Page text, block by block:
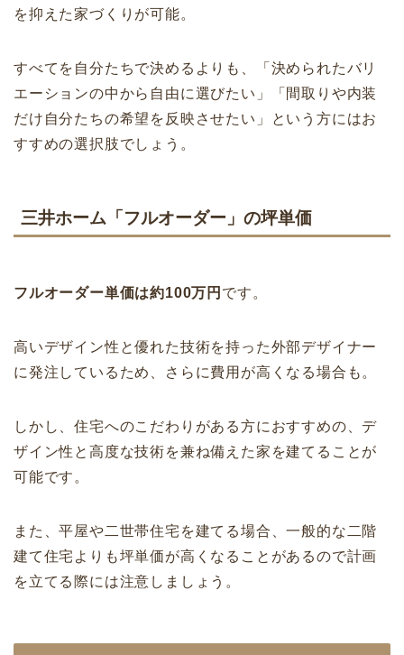
を抑えた家づくりが可能。
すべてを自分たちで決めるよりも、「決められたバリ
エーションの中から自由に選びたい」「間取りや内装
だけ自分たちの希望を反映させたい」という方にはお
すすめの選択肢でしょう。
三井ホーム「フルオーダー」の坪単価
フルオーダー単価は約100万円 です。
高いデザイン性と優れた技術を持った外部デザイナー
に発注しているため、さらに費用が高くなる場合も。
しかし、住宅へのこだわりがある方におすすめの、デ
ザイン性と高度な技術を兼ね備えた家を建てることが
可能です。
また、平屋や二世帯住宅を建てる場合、一般的な二階
建て住宅よりも坪単価が高くなることがあるので計画
を立てる際には注意しましょう。